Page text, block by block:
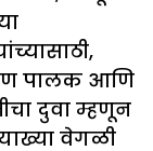
पालक आणि
दुवा म्हणून
वेगळी